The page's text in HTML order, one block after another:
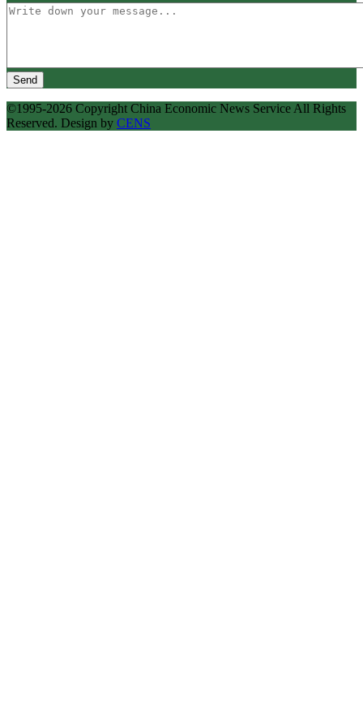
Send
©1995-2026 Copyright China Economic News Service All Rights
Reserved. Design by CENS